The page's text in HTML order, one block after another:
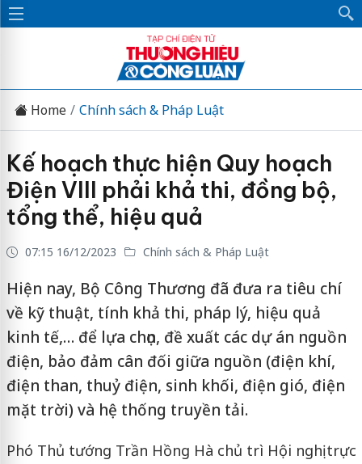
Home Chính sách & Pháp Luật
Kế hoạch thực hiện Quy hoạch
Điện VIII phải khả thi, đồng bộ,
tổng thể, hiệu quả
07:15 16/12/2023 Chính sách & Pháp Luật
Hiện nay, Bộ Công Thương đã đưa ra tiêu chí
về kỹ thuật, tính khả thi, pháp lý, hiệu quả
kinh tế,… để lựa chọn, đề xuất các dự án nguồn
điện, bảo đảm cân đối giữa nguồn (điện khí,
điện than, thuỷ điện, sinh khối, điện gió, điện
mặt trời) và hệ thống truyền tải.
Phó Thủ tướng Trần Hồng Hà chủ trì Hội nghị trực